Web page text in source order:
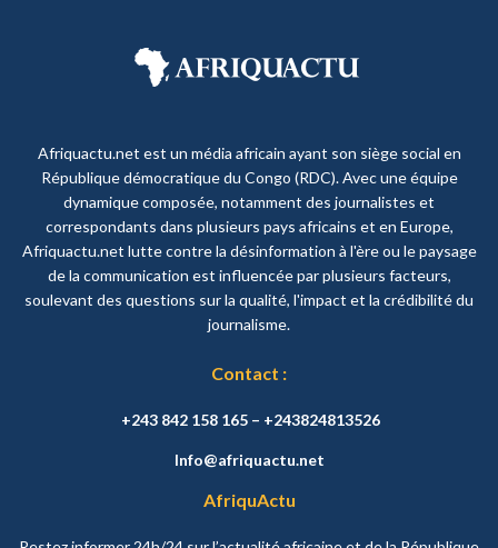
Afriquactu.net est un média africain ayant son siège social en
République démocratique du Congo (RDC). Avec une équipe
dynamique composée, notamment des journalistes et
correspondants dans plusieurs pays africains et en Europe,
Afriquactu.net lutte contre la désinformation à l'ère ou le paysage
de la communication est influencée par plusieurs facteurs,
soulevant des questions sur la qualité, l'impact et la crédibilité du
journalisme.
Contact :
+243 842 158 165 – +243824813526
Info@afriquactu.net
AfriquActu